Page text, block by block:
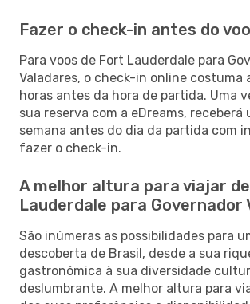
Fazer o check-in antes do voo
Para voos de Fort Lauderdale para
Valadares, o check-in online costuma
horas antes da hora de partida. Uma
sua reserva com a eDreams, receberá
semana antes do dia da partida com
fazer o check-in.
A melhor altura para viajar
Lauderdale para Governador
São inúmeras as possibilidades para
descoberta de Brasil, desde a sua
gastronómica à sua diversidade
deslumbrante. A melhor altura para